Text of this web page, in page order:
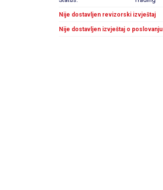
Nije dostavljen revizorski izvještaj
Nije dostavljen izvještaj o poslovanju